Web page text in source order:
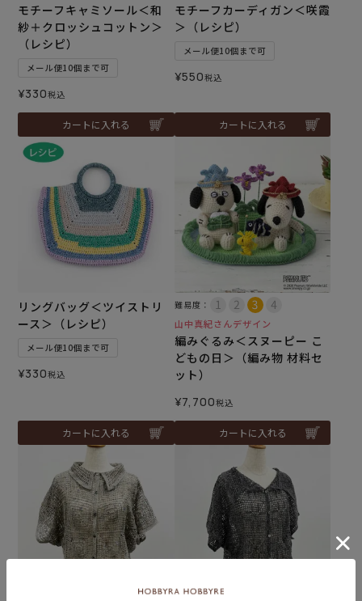
モチーフキャミソール＜和
紗＋クロッシュコットン＞
（レシピ）
メール便10個まで可
¥330税込
カートに入れる
モチーフカーディガン＜咲霞
＞（レシピ）
メール便10個まで可
¥550税込
カートに入れる
リングバッグ＜ツイストリ
ース＞（レシピ）
メール便10個まで可
¥330税込
カートに入れる
難易度：
山中真紀さんデザイン
編みぐるみ＜スヌーピー こ
どもの日＞（編み物 材料セ
ット）
¥7,700税込
カートに入れる